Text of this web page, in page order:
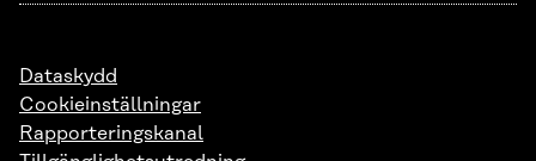
Dataskydd
Cookieinställningar
Rapporteringskanal